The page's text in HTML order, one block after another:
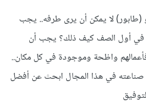
لا يمكن أن يرى طرفه.. يجب
أول الصف كيف ذلك؟ يجب أن
واظحة وموجودة في كل مكان..
في هذا المجال ابحث عن أفضل